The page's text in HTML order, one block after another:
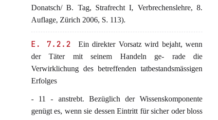
Donatsch/ B. Tag, Strafrecht I, Verbrechenslehre, 8.
Auflage, Zürich 2006, S. 113).
E. 7.2.2
Ein direkter Vorsatz wird bejaht, wenn
der Täter mit seinem Handeln ge- rade die
Verwirklichung des betreffenden tatbestandsmässigen
Erfolges
- 11 - anstrebt. Bezüglich der Wissenskomponente
genügt es, wenn sie dessen Eintritt für sicher oder bloss